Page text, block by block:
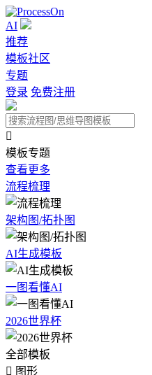
AI
推荐
模板社区
专题
登录 免费注册

模板专题
查看更多
流程梳理
架构图/拓扑图
AI生成模板
一图看懂AI
2026世界杯
全部模板
 图形